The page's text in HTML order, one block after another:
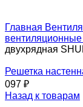
Главная
двухрядная
Решетка
097 ₽
Назад к товарам